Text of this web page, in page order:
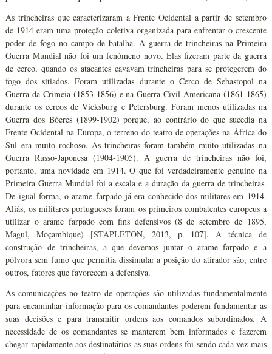
As trincheiras que caracterizaram a Frente Ocidental a partir de setembro
de 1914 eram uma proteção coletiva organizada para enfrentar o crescente
poder de fogo no campo de batalha. A guerra de trincheiras na Primeira
Guerra Mundial não foi um fenómeno novo. Elas fizeram parte da guerra
de cerco, quando os atacantes cavavam trincheiras para se protegerem do
fogo dos sitiados. Foram utilizadas durante o Cerco de Sebastopol na
Guerra da Crimeia (1853-1856) e na Guerra Civil Americana (1861-1865)
durante os cercos de Vicksburg e Petersburg. Foram menos utilizadas na
Guerra dos Bóeres (1899-1902) porque, ao contrário do que sucedia na
Frente Ocidental na Europa, o terreno do teatro de operações na África do
Sul era muito rochoso. As trincheiras foram também muito utilizadas na
Guerra Russo-Japonesa (1904-1905). A guerra de trincheiras não foi,
portanto, uma novidade em 1914. O que foi verdadeiramente genuíno na
Primeira Guerra Mundial foi a escala e a duração da guerra de trincheiras.
De igual forma, o arame farpado já era conhecido dos militares em 1914.
Aliás, os militares portugueses foram os primeiros combatentes europeus a
utilizar o arame farpado com fins defensivos (8 de setembro de 1895,
Magul, Moçambique) [STAPLETON, 2013, p. 107]. A técnica de
construção de trincheiras, a que devemos juntar o arame farpado e a
pólvora sem fumo que permitia dissimular a posição do atirador são, entre
outros, fatores que favorecem a defensiva.
As comunicações no teatro de operações são utilizadas fundamentalmente
para encaminhar informação para os comandantes poderem fundamentar as
suas decisões e para transmitir ordens aos comandos subordinados. A
necessidade de os comandantes se manterem bem informados e fazerem
chegar rapidamente aos destinatários as suas ordens foi sendo cada vez mais